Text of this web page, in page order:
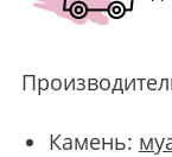
Камень: